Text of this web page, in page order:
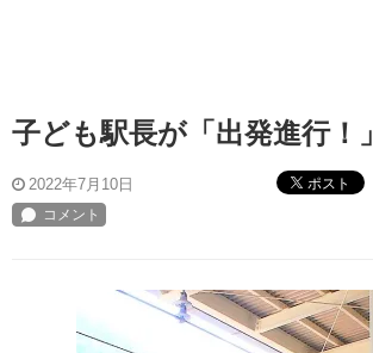
子ども駅長が「出発進行！」
2022年7月10日 ポスト